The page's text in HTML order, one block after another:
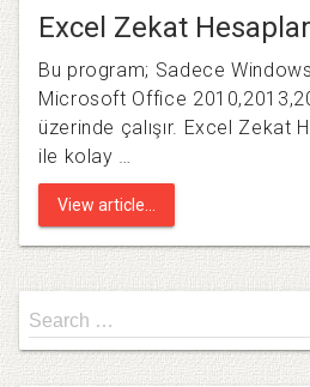
Excel Zekat
Bu program; Sadece
Microsoft Office
üzerinde çalışır. Excel Zekat
ile kolay …
View article...
Search
for
Search …